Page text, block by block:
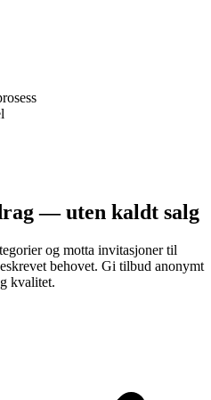
— uten kaldt salg
og motta invitasjoner til
behovet. Gi tilbud anonymt
kvalitet.